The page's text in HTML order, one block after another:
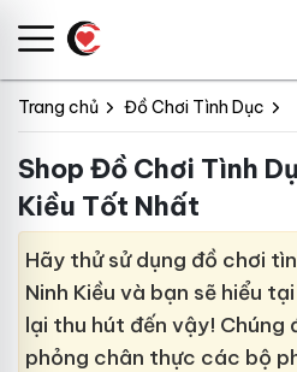
Trang chủ Đồ Chơi Tình Dục
Shop Đồ Chơi Tình
Kiều Tốt Nhất
Hãy thử sử dụng đồ chơi
Ninh Kiều và bạn sẽ hiểu
lại thu hút đến vậy! Chúng
phỏng chân thực các bộ